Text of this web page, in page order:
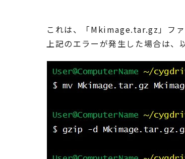
これは、「Mkimage.tar.gz」ファ
上記のエラーが発生した場合は、